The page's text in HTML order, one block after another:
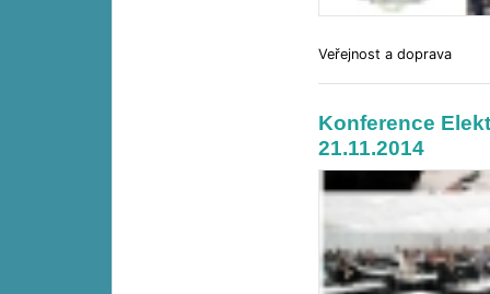
Veřejnost a doprava
Konference
21.11.2014